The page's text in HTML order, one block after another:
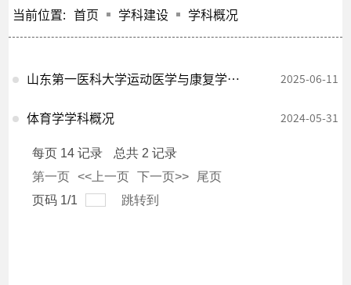
当前位置: 首页 学科建设 学科概况
山东第一医科大学运动医学与康复学院来我校开展交流活动 2025-06-11
体育学学科概况 2024-05-31
每页 14 记录 总共 2 记录
第一页
<<上一页 下一页>>
尾页
页码 1/1 跳转到